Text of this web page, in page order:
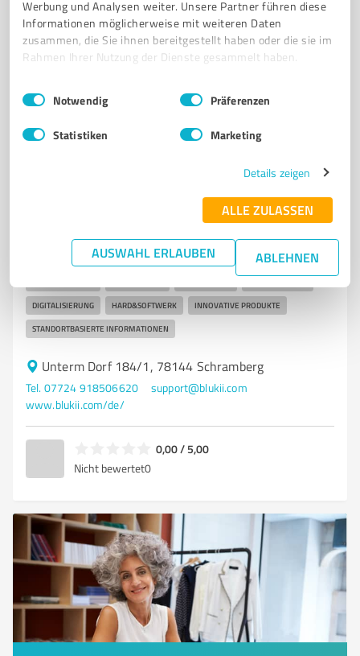
Werbung und Analysen weiter. Unsere Partner führen diese
Informationen möglicherweise mit weiteren Daten
zusammen, die Sie ihnen bereitgestellt haben oder die sie im
Rahmen Ihrer Nutzung der Dienste gesammelt haben.
Impressum Datenschutzbestimmungen
Einwilligungsauswahl
Notwendig Präferenzen
Statistiken Marketing
Details zeigen
ALLE ZULASSEN
AUSWAHL ERLAUBEN ABLEHNEN
Tel. 07422241718
a.zink-colacicco@personalpur.de
www.personalpur.de
Innovative IoT-Lösungen und Produkte von blukii für
BLUETOOTH LOW ENERGY SENSOREN
DIGITALISIERUNG HARD&SOFTWERK INNOVATIVE PRODUKTE
STANDORTBASIERTE INFORMATIONEN
Unterm Dorf 184/1, 78144 Schramberg
Tel. 07724 918506620
support@blukii.com
www.blukii.com/de/
0,00 / 5,00
Nicht bewertet0